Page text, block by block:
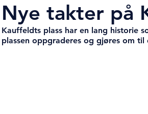
Nye takter på
Kauffeldts plass har en lang historie
plassen oppgraderes og gjøres om